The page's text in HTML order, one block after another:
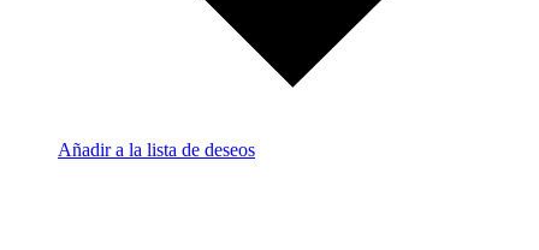
Añadir a la lista de deseos